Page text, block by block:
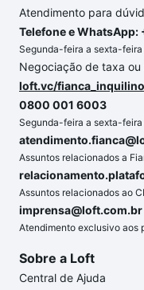
Atendimento para
Telefone e
Segunda-feira a sexta-
Negociação de taxa ou
loft.vc/
0800 001 6003
Segunda-feira a sexta-
Assuntos relacionados a
Assuntos relacionados ao
imprensa@loft.com.br
Atendimento exclusivo aos
Sobre a Loft
Central de Ajuda